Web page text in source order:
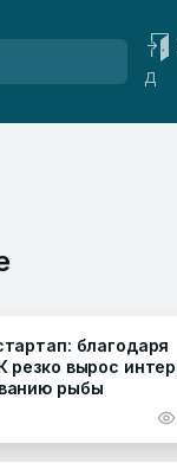
д
благодаря
резко вырос
рыбы